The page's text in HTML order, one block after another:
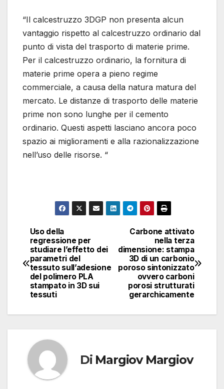
“Il calcestruzzo 3DGP non presenta alcun
vantaggio rispetto al calcestruzzo ordinario dal
punto di vista del trasporto di materie prime.
Per il calcestruzzo ordinario, la fornitura di
materie prime opera a pieno regime
commerciale, a causa della natura matura del
mercato. Le distanze di trasporto delle materie
prime non sono lunghe per il cemento
ordinario. Questi aspetti lasciano ancora poco
spazio ai miglioramenti e alla razionalizzazione
nell’uso delle risorse. “
Navigazione
articoli
Carbone attivato
nella terza
dimensione: stampa
3D di un carbonio
poroso sintonizzato
ovvero carboni
porosi strutturati
gerarchicamente
Uso della
regressione per
studiare l’effetto dei
parametri del
tessuto sull’adesione
del polimero PLA
stampato in 3D sui
tessuti
Di Margiov Margiov